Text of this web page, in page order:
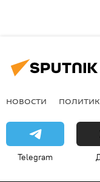
НОВОСТИ
Telegram